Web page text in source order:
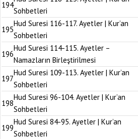
194
Sohbetleri
195
Hud Suresi 116-117. Ayetler | Kur’an
Sohbetleri
196
Hud Suresi 114-115. Ayetler –
Namazların Birleştirilmesi
197
Hud Suresi 109-113. Ayetler | Kur’an
Sohbetleri
198
Hud Suresi 96-104. Ayetler | Kur’an
Sohbetleri
199
Hud Suresi 84-95. Ayetler | Kur’an
Sohbetleri